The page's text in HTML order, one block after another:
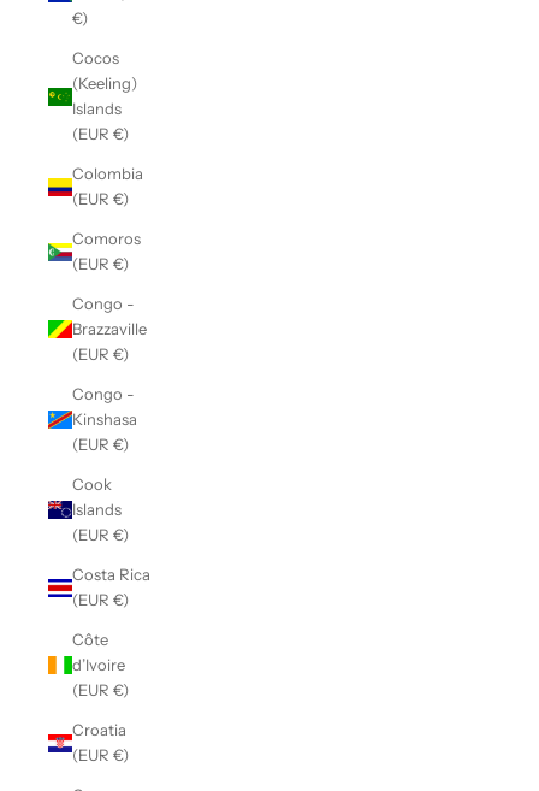
€)
Cocos
(Keeling)
Islands
(EUR €)
Colombia
(EUR €)
Comoros
(EUR €)
Congo -
Brazzaville
(EUR €)
Congo -
Kinshasa
(EUR €)
Cook
Islands
(EUR €)
Costa Rica
(EUR €)
Côte
d’Ivoire
(EUR €)
Croatia
(EUR €)